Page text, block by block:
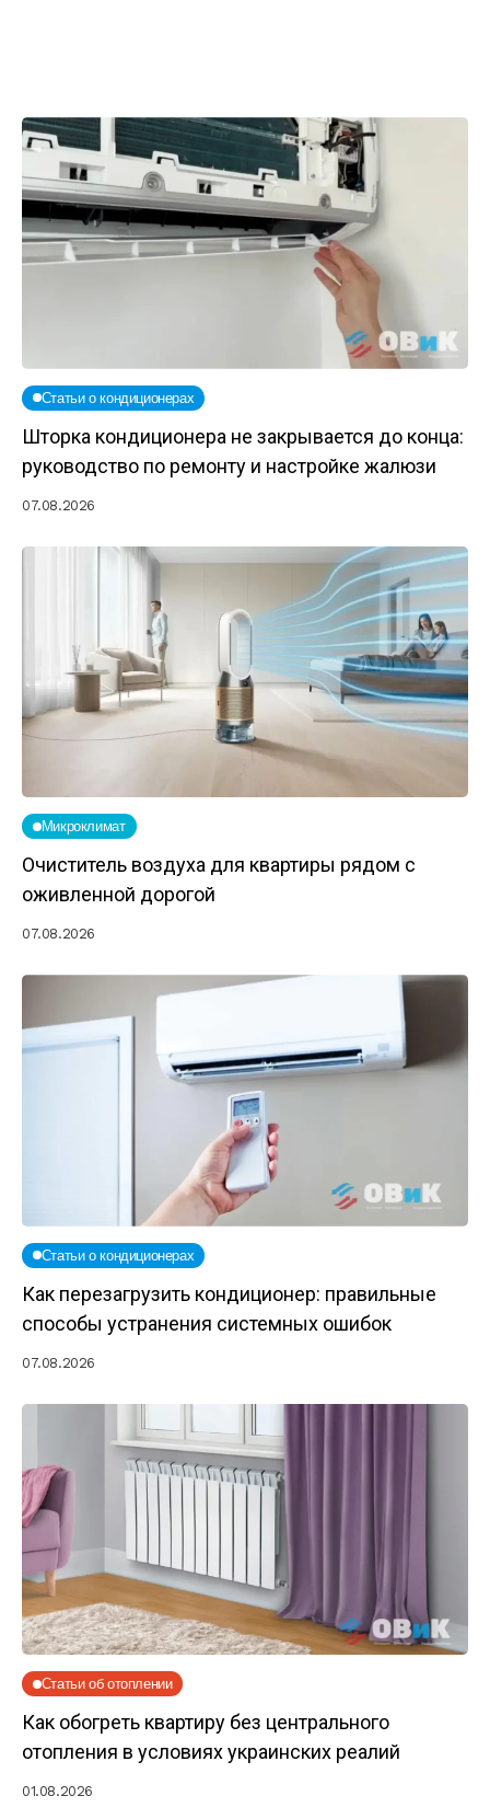
Статьи о кондиционерах
Шторка кондиционера не закрывается до конца:
руководство по ремонту и настройке жалюзи
07.08.2026
Микроклимат
Очиститель воздуха для квартиры рядом с
оживленной дорогой
07.08.2026
Статьи о кондиционерах
Как перезагрузить кондиционер: правильные
способы устранения системных ошибок
07.08.2026
Статьи об отоплении
Как обогреть квартиру без центрального
отопления в условиях украинских реалий
01.08.2026